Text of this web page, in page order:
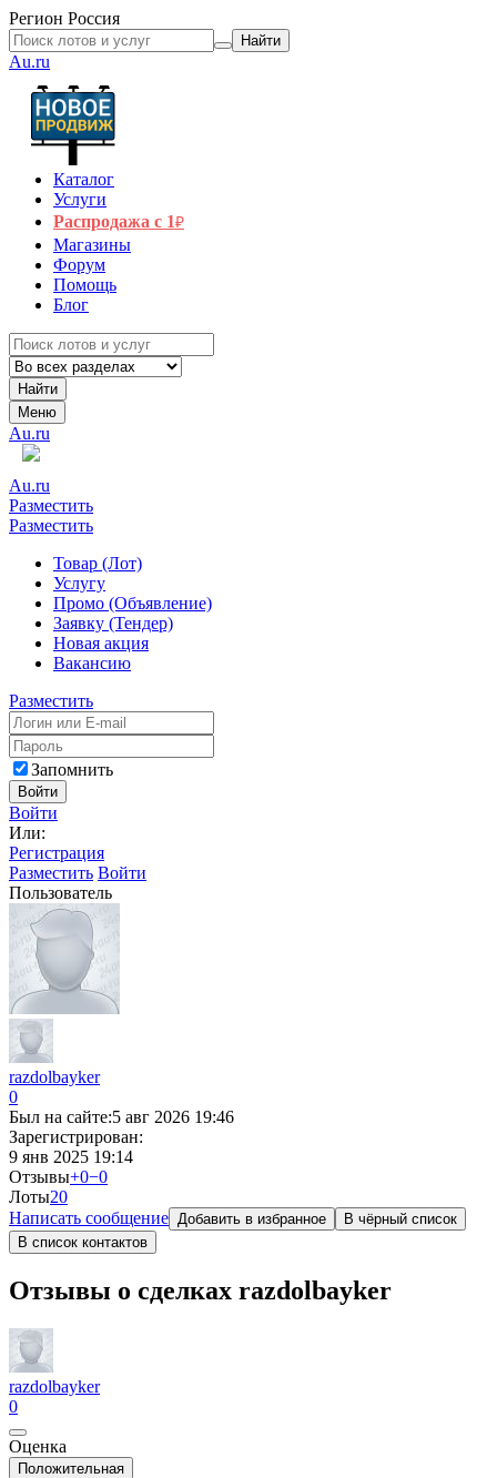
Регион Россия
Найти
Au.ru
Каталог
Услуги
Распродажа с 1₽
Магазины
Форум
Помощь
Блог
Найти
Меню
Au.ru
Au.ru
Разместить
Разместить
Товар (Лот)
Услугу
Промо (Объявление)
Заявку (Тендер)
Новая акция
Вакансию
Разместить
Запомнить
Войти
Войти
Или:
Регистрация
Разместить Войти
Пользователь
razdolbayker
0
Был на сайте:5 авг 2026 19:46
Зарегистрирован:
9 янв 2025 19:14
Отзывы+0−0
Лоты20
Написать сообщение Добавить в избранное
В чёрный список
В список контактов
Отзывы о сделках razdolbayker
razdolbayker
0
Оценка
Положительная